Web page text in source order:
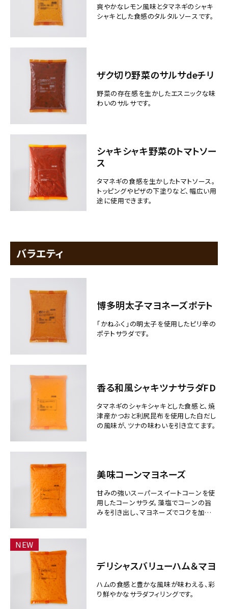
爽やかなレモン風味とタマネギのシャキ
シャキとした食感のタルタルソースです。
ザク切り野菜のサルサdeチリ
野菜の存在感を生かしたエスニックな味
わいのサルサです。
シャキシャキ野菜のトマトソー
ス
タマネギの食感を生かしたトマトソース。
トッピングやピザの下塗りなど、幅広い用
途に使用できます。
バラエティ
博多明太子マヨネーズポテト
「かねふく」の明太子を使用したピリ辛の
ポテトサラダです。
香る和風シャキツナサラダFD
タマネギのシャキシャキとした食感と、焼
津産かつおと利尻昆布を使用した白だし
の風味が、ツナの味わいを引き立てます。
美味コーンマヨネーズ
甘みの強いスーパースイートコーンを使
用したコーンサラダ。藻塩でコーンの旨
みを引き出し、マヨネーズでコクを加えま
NEW
デリシャスバリューハム＆マヨ
ハムの食感と豊かな風味が味わえる、彩
り鮮やかなサラダフィリングです。